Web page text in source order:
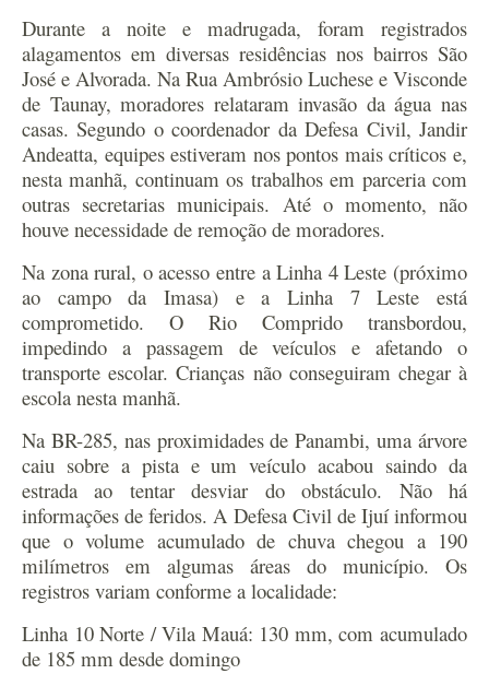
Durante a noite e madrugada, foram registrados
alagamentos em diversas residências nos bairros São
José e Alvorada. Na Rua Ambrósio Luchese e Visconde
de Taunay, moradores relataram invasão da água nas
casas. Segundo o coordenador da Defesa Civil, Jandir
Andeatta, equipes estiveram nos pontos mais críticos e,
nesta manhã, continuam os trabalhos em parceria com
outras secretarias municipais. Até o momento, não
houve necessidade de remoção de moradores.
Na zona rural, o acesso entre a Linha 4 Leste (próximo
ao campo da Imasa) e a Linha 7 Leste está
comprometido. O Rio Comprido transbordou,
impedindo a passagem de veículos e afetando o
transporte escolar. Crianças não conseguiram chegar à
escola nesta manhã.
Na BR-285, nas proximidades de Panambi, uma árvore
caiu sobre a pista e um veículo acabou saindo da
estrada ao tentar desviar do obstáculo. Não há
informações de feridos. A Defesa Civil de Ijuí informou
que o volume acumulado de chuva chegou a 190
milímetros em algumas áreas do município. Os
registros variam conforme a localidade:
Linha 10 Norte / Vila Mauá: 130 mm, com acumulado
de 185 mm desde domingo